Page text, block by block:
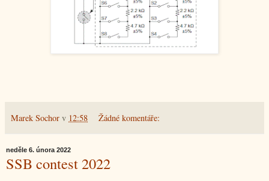
Marek Sochor v 12:58 Žádné komentáře:
neděle 6. února 2022
SSB contest 2022